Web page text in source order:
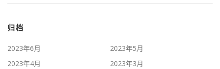
归档
2023年6月
2023年5月
2023年4月
2023年3月